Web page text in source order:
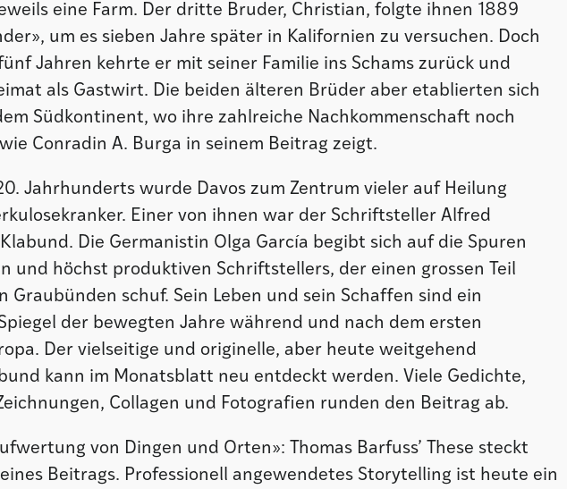
eine Farm. Der dritte Bruder, Christian, folgte ihnen 1889
um es sieben Jahre später in Kalifornien zu versuchen. Doch
Jahren kehrte er mit seiner Familie ins Schams zurück und
als Gastwirt. Die beiden älteren Brüder aber etablierten sich
Südkontinent, wo ihre zahlreiche Nachkommenschaft noch
Conradin A. Burga in seinem Beitrag zeigt.
Jahrhunderts wurde Davos zum Zentrum vieler auf Heilung
Einer von ihnen war der Schriftsteller Alfred
Die Germanistin Olga García begibt sich auf die Spuren
und höchst produktiven Schriftstellers, der einen grossen Teil
Graubünden schuf. Sein Leben und sein Schaffen sind ein
der bewegten Jahre während und nach dem ersten
Der vielseitige und originelle, aber heute weitgehend
kann im Monatsblatt neu entdeckt werden. Viele Gedichte,
Zeichnungen, Collagen und Fotografien runden den Beitrag ab.
von Dingen und Orten»: Thomas Barfuss’ These steckt
Beitrags. Professionell angewendetes Storytelling ist heute ein